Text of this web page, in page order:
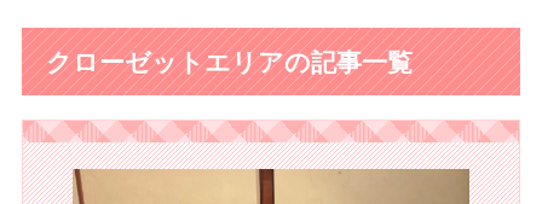
クローゼットエリアの記事一覧